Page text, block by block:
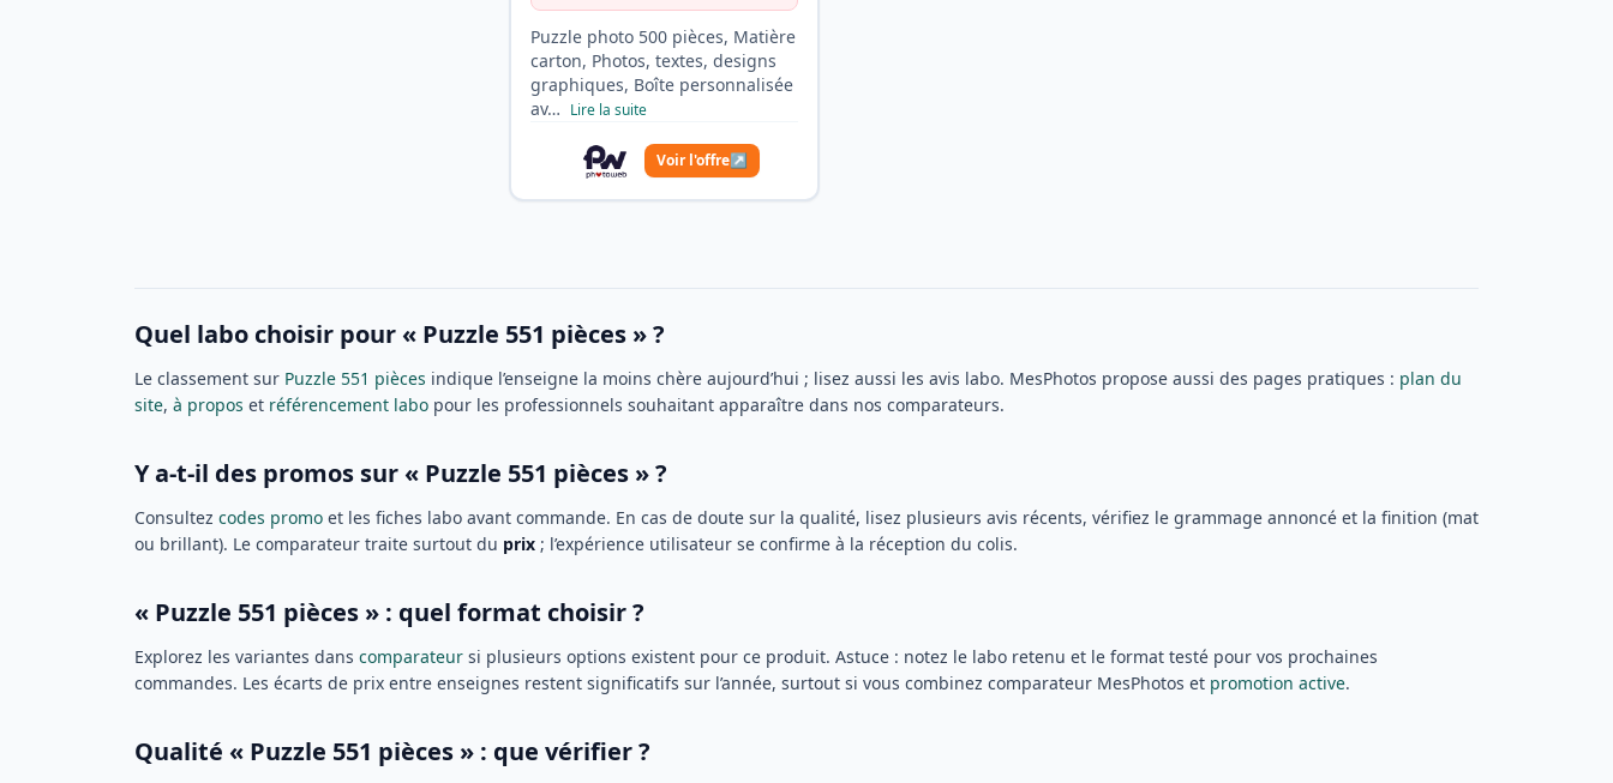
Puzzle photo 500 pièces, Matière
carton, Photos, textes, designs
graphiques, Boîte personnalisée
av… Lire la suite
Voir l'offre↗
Quel labo choisir pour « Puzzle 551 pièces » ?
Le classement sur Puzzle 551 pièces indique l’enseigne la moins chère aujourd’hui ; lisez aussi les avis labo. MesPhotos propose aussi des pages pratiques : plan du
site, à propos et référencement labo pour les professionnels souhaitant apparaître dans nos comparateurs.
Y a-t-il des promos sur « Puzzle 551 pièces » ?
Consultez codes promo et les fiches labo avant commande. En cas de doute sur la qualité, lisez plusieurs avis récents, vérifiez le grammage annoncé et la finition (mat
ou brillant). Le comparateur traite surtout du prix ; l’expérience utilisateur se confirme à la réception du colis.
« Puzzle 551 pièces » : quel format choisir ?
Explorez les variantes dans comparateur si plusieurs options existent pour ce produit. Astuce : notez le labo retenu et le format testé pour vos prochaines
commandes. Les écarts de prix entre enseignes restent significatifs sur l’année, surtout si vous combinez comparateur MesPhotos et promotion active.
Qualité « Puzzle 551 pièces » : que vérifier ?